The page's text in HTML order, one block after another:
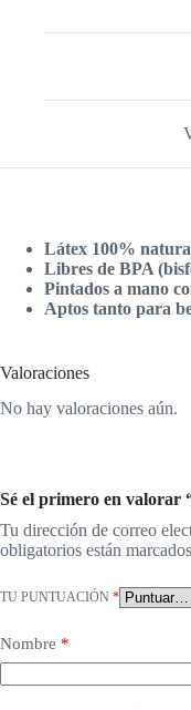
Látex 100%
Libres de BPA
Pintados a mano
Aptos tanto para
Valoraciones
No hay valoraciones aún.
Sé el primero en valorar
Tu dirección de correo
obligatorios están
TU PUNTUACIÓN *
Nombre *